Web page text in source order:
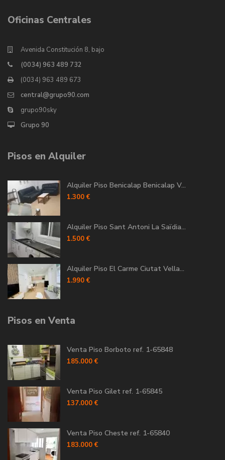
Oficinas Centrales
Avenida Constitución 8, bajo
(0034) 963 489 732
(0034) 963 489 673
central@grupo90.com
grupo90sky
Grupo 90
Pisos en Alquiler
Alquiler Piso Benicalap Benicalap V...
1.300 €
Alquiler Piso Sant Antoni La Saïdia...
1.500 €
Alquiler Piso El Carme Ciutat Vella...
1.990 €
Pisos en Venta
Venta Piso Borboto ref. 1-65848
185.000 €
Venta Piso Gilet ref. 1-65845
137.000 €
Venta Piso Cheste ref. 1-65840
183.000 €